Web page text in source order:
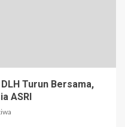
Turun Bersama,
ASRI